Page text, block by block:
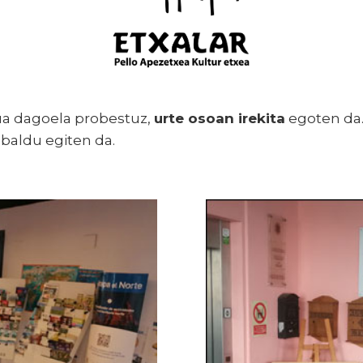
dagoela probestuz, urte osoan irekita egoten
egiten da.